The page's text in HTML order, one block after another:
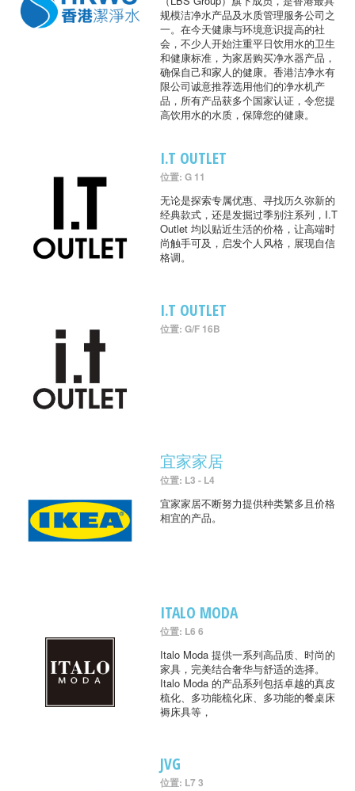
规模洁净水产品及水质管理服务公司之
一。在今天健康与环境意识提高的社
会，不少人开始注重平日饮用水的卫生
和健康标准，为家居购买净水器产品，
确保自己和家人的健康。香港洁净水有
限公司诚意推荐选用他们的净水机产
品，所有产品获多个国家认证，令您提
高饮用水的水质，保障您的健康。
I.T OUTLET
位置: G 11
无论是探索专属优惠、寻找历久弥新的
经典款式，还是发掘过季别注系列，I.T
Outlet 均以贴近生活的价格，让高端时
尚触手可及，启发个人风格，展现自信
格调。
I.T OUTLET
位置: G/F 16B
宜家家居
位置: L3 - L4
宜家家居不断努力提供种类繁多且价格
相宜的产品。
ITALO MODA
位置: L6 6
Italo Moda 提供一系列高品质、时尚的
家具，完美结合奢华与舒适的选择。
Italo Moda 的产品系列包括卓越的真皮
梳化、多功能梳化床、多功能的餐桌床
褥床具等，
JVG
位置: L7 3